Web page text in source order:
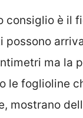
consiglio è il
possono
ma la
le foglioline
mostrano